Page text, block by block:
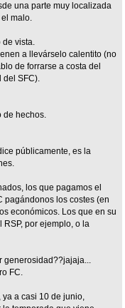
una parte muy localizada
malo.
de vista.
a llevárselo calentito (no
de forrarse a costa del
del SFC).
de hechos.
públicamente, es la
los que pagamos el
pagándonos los costes (en
económicos. Los que en su
por ejemplo, o la
generosidad??jajaja...
FC.
a casi 10 de junio,